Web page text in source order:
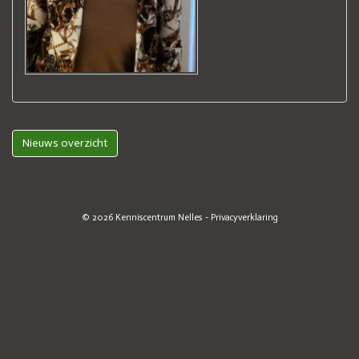
Nieuws overzicht
© 2026 Kenniscentrum Nelles - Privacyverklaring